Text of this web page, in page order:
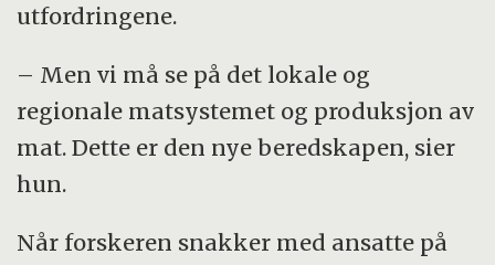
utfordringene.
– Men vi må se på det lokale og
regionale matsystemet og produksjon av
mat. Dette er den nye beredskapen, sier
hun.
Når forskeren snakker med ansatte på